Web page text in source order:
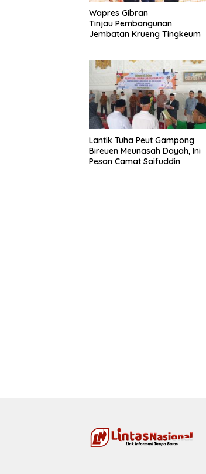
Wapres Gibran
Tinjau Pembangunan
Jembatan Krueng Tingkeum
Lantik Tuha Peut Gampong
Bireuen Meunasah Dayah, Ini